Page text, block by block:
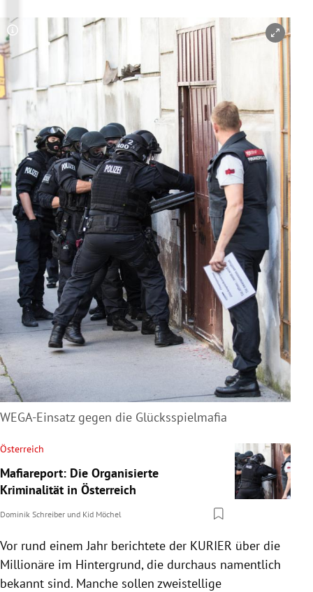
Copyright-Hinweis öffnen/schließen
WEGA-Einsatz gegen die Glücksspielmafia
Österreich
Mafiareport: Die Organisierte
Kriminalität in Österreich
Dominik Schreiber und Kid Möchel
Vor rund einem Jahr berichtete der KURIER über die
Millionäre im Hintergrund, die durchaus namentlich
bekannt sind. Manche sollen zweistellige